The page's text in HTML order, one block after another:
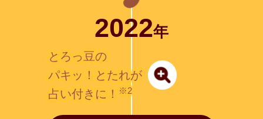
2022年
とろっ豆の
パキッ！とたれが
占い付きに！
※2